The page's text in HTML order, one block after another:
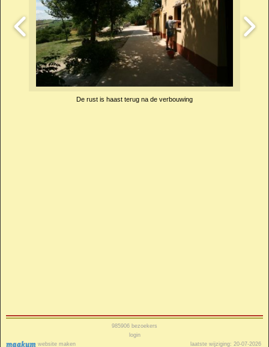
De rust is haast terug na de verbouwing
website maken
985906 bezoekers
login
laatste wijziging: 20-07-2026